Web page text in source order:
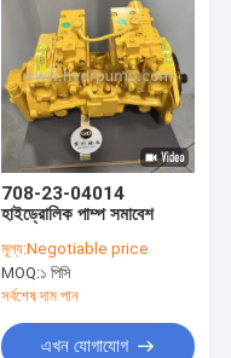
708-23-04014
হাইড্রোলিক পাম্প সমাবেশ
মূল্য:Negotiable price
MOQ:১ পিসি
সর্বশেষ দাম পান
এখন যোগাযোগ